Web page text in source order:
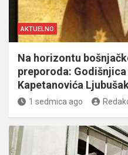
AKTUELNO
Na horizontu
preporoda:
Kapetanovića
1 sedmica ago